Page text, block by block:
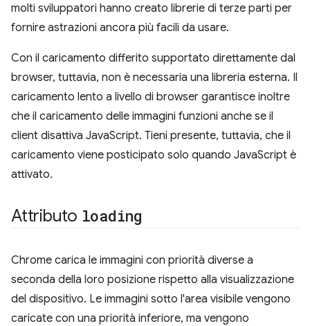
molti sviluppatori hanno creato librerie di terze parti per
fornire astrazioni ancora più facili da usare.
Con il caricamento differito supportato direttamente dal
browser, tuttavia, non è necessaria una libreria esterna. Il
caricamento lento a livello di browser garantisce inoltre
che il caricamento delle immagini funzioni anche se il
client disattiva JavaScript. Tieni presente, tuttavia, che il
caricamento viene posticipato solo quando JavaScript è
attivato.
Attributo loading
Chrome carica le immagini con priorità diverse a
seconda della loro posizione rispetto alla visualizzazione
del dispositivo. Le immagini sotto l'area visibile vengono
caricate con una priorità inferiore, ma vengono